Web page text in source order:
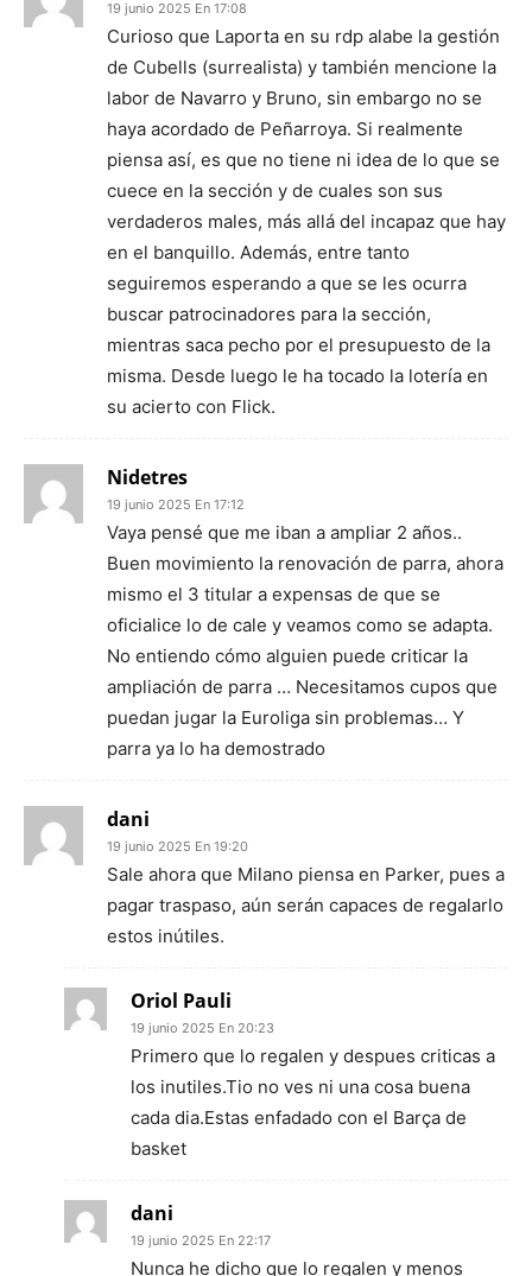
19 junio 2025 En 17:08
Curioso que Laporta en su rdp alabe la gestión
de Cubells (surrealista) y también mencione la
labor de Navarro y Bruno, sin embargo no se
haya acordado de Peñarroya. Si realmente
piensa así, es que no tiene ni idea de lo que se
cuece en la sección y de cuales son sus
verdaderos males, más allá del incapaz que hay
en el banquillo. Además, entre tanto
seguiremos esperando a que se les ocurra
buscar patrocinadores para la sección,
mientras saca pecho por el presupuesto de la
misma. Desde luego le ha tocado la lotería en
su acierto con Flick.
Nidetres
19 junio 2025 En 17:12
Vaya pensé que me iban a ampliar 2 años..
Buen movimiento la renovación de parra, ahora
mismo el 3 titular a expensas de que se
oficialice lo de cale y veamos como se adapta.
No entiendo cómo alguien puede criticar la
ampliación de parra … Necesitamos cupos que
puedan jugar la Euroliga sin problemas… Y
parra ya lo ha demostrado
dani
19 junio 2025 En 19:20
Sale ahora que Milano piensa en Parker, pues a
pagar traspaso, aún serán capaces de regalarlo
estos inútiles.
Oriol Pauli
19 junio 2025 En 20:23
Primero que lo regalen y despues criticas a
los inutiles.Tio no ves ni una cosa buena
cada dia.Estas enfadado con el Barça de
basket
dani
19 junio 2025 En 22:17
Nunca he dicho que lo regalen y menos